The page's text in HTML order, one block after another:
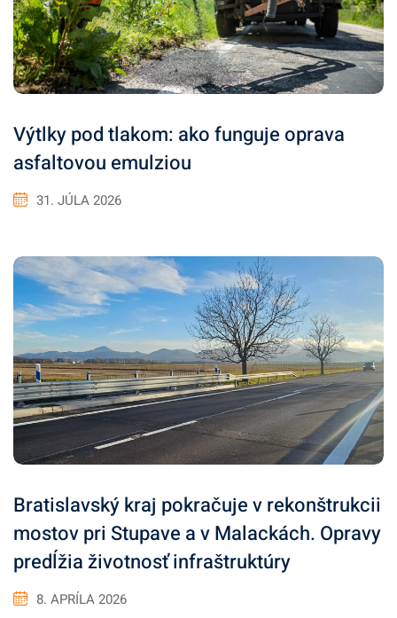
Výtlky pod tlakom: ako funguje oprava
asfaltovou emulziou
31. JÚLA 2026
Bratislavský kraj pokračuje v rekonštrukcii
mostov pri Stupave a v Malackách. Opravy
predĺžia životnosť infraštruktúry
8. APRÍLA 2026